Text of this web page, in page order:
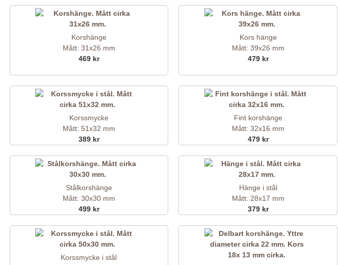
Korshänge
Mått: 31x26 mm
469 kr
Kors hänge
Mått: 39x26 mm
479 kr
Korssmycke
Mått: 51x32 mm
389 kr
Fint korshänge
Mått: 32x16 mm
479 kr
Stålkorshänge
Mått: 30x30 mm
499 kr
Hänge i stål
Mått: 28x17 mm
379 kr
Korssmycke i stål